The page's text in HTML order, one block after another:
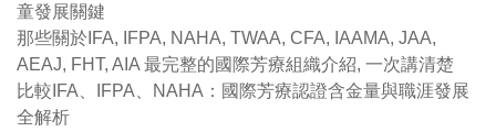
童發展關鍵
那些關於IFA, IFPA, NAHA, TWAA, CFA, IAAMA, JAA,
AEAJ, FHT, AIA 最完整的國際芳療組織介紹, 一次講清楚
比較IFA、IFPA、NAHA：國際芳療認證含金量與職涯發展
全解析